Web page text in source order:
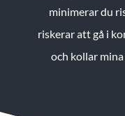
minimerar du
riskerar att gå i
och kollar